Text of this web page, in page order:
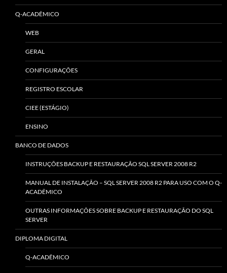
Q-ACADÊMICO
WEB
GERAL
CONFIGURAÇÕES
REGISTRO ESCOLAR
CIEE (ESTÁGIO)
ENSINO
BANCO DE DADOS
INSTRUÇÕES BACKUP E RESTAURAÇÃO SQL SERVER 2008 R2
MANUAL DE INSTALAÇÃO – SQL SERVER 2008 R2 PARA USO COM O Q-
ACADÊMICO
OUTRAS INFORMAÇÕES SOBRE BACKUP E RESTAURAÇÃO DO SQL
SERVER
DIPLOMA DIGITAL
Q-ACADÊMICO